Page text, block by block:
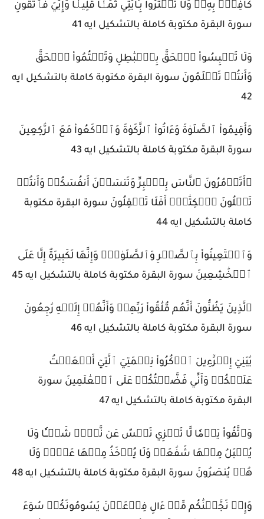
كَافِرِۭ بِهِۦۖ وَلَا تَشۡتَرُواْ بِـَٔايَٰتِي ثَمَنٗا قَلِيلٗا وَإِيَّٰيَ فَٱتَّقُونِ
سورة البقرة مكتوبة كاملة بالتشكيل ايه 41
وَلَا تَلۡبِسُواْ ٱلۡحَقَّ بِٱلۡبَٰطِلِ وَتَكۡتُمُواْ ٱلۡحَقَّ
وَأَنتُمۡ تَعۡلَمُونَ سورة البقرة مكتوبة كاملة بالتشكيل ايه
42
وَأَقِيمُواْ ٱلصَّلَوٰةَ وَءَاتُواْ ٱلزَّكَوٰةَ وَٱرۡكَعُواْ مَعَ ٱلرَّٰكِعِينَ
سورة البقرة مكتوبة كاملة بالتشكيل ايه 43
۞أَتَأۡمُرُونَ ٱلنَّاسَ بِٱلۡبِرِّ وَتَنسَوۡنَ أَنفُسَكُمۡ وَأَنتُمۡ
تَتۡلُونَ ٱلۡكِتَٰبَۚ أَفَلَا تَعۡقِلُونَ سورة البقرة مكتوبة
كاملة بالتشكيل ايه 44
وَٱسۡتَعِينُواْ بِٱلصَّبۡرِ وَٱلصَّلَوٰةِۚ وَإِنَّهَا لَكَبِيرَةٌ إِلَّا عَلَى
ٱلۡخَٰشِعِينَ سورة البقرة مكتوبة كاملة بالتشكيل ايه 45
ٱلَّذِينَ يَظُنُّونَ أَنَّهُم مُّلَٰقُواْ رَبِّهِمۡ وَأَنَّهُمۡ إِلَيۡهِ رَٰجِعُونَ
سورة البقرة مكتوبة كاملة بالتشكيل ايه 46
يَٰبَنِيٓ إِسۡرَٰٓءِيلَ ٱذۡكُرُواْ نِعۡمَتِيَ ٱلَّتِيٓ أَنۡعَمۡتُ
عَلَيۡكُمۡ وَأَنِّي فَضَّلۡتُكُمۡ عَلَى ٱلۡعَٰلَمِينَ سورة
البقرة مكتوبة كاملة بالتشكيل ايه 47
وَٱتَّقُواْ يَوۡمٗا لَّا تَجۡزِي نَفۡسٌ عَن نَّفۡسٖ شَيۡـٔٗا وَلَا
يُقۡبَلُ مِنۡهَا شَفَٰعَةٞ وَلَا يُؤۡخَذُ مِنۡهَا عَدۡلٞ وَلَا
هُمۡ يُنصَرُونَ سورة البقرة مكتوبة كاملة بالتشكيل ايه 48
وَإِذۡ نَجَّيۡنَٰكُم مِّنۡ ءَالِ فِرۡعَوۡنَ يَسُومُونَكُمۡ سُوٓءَ